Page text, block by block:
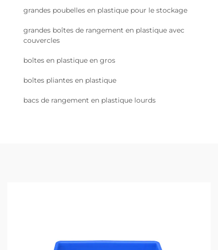
grandes poubelles en plastique pour le stockage
grandes boîtes de rangement en plastique avec
couvercles
boîtes en plastique en gros
boîtes pliantes en plastique
bacs de rangement en plastique lourds